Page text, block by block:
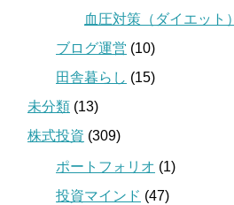
血圧対策（ダイエット）
ブログ運営 (10)
田舎暮らし (15)
未分類 (13)
株式投資 (309)
ポートフォリオ (1)
投資マインド (47)